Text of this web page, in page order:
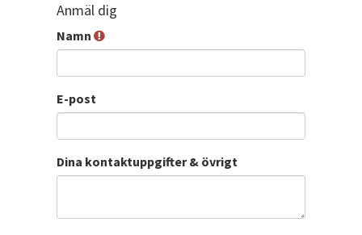
Anmäl dig
Namn
E-post
Dina kontaktuppgifter & övrigt